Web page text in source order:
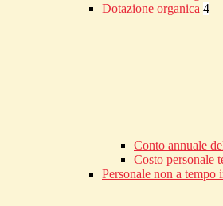
Dotazione organica 4
Conto annuale
Costo personale
Personale non a tempo